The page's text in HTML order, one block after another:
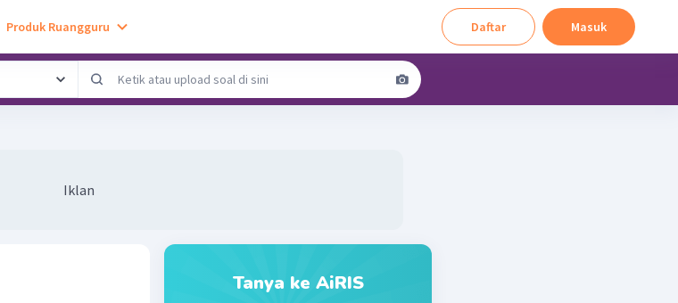
Produk Ruangguru Daftar Masuk
Iklan
Tanya ke AiRIS